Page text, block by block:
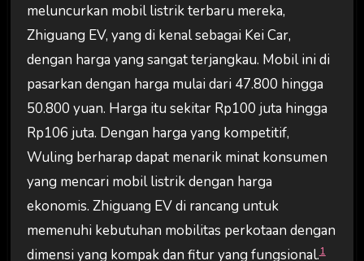
meluncurkan mobil listrik terbaru mereka,
Zhiguang EV, yang di kenal sebagai Kei Car,
dengan harga yang sangat terjangkau. Mobil ini di
pasarkan dengan harga mulai dari 47.800 hingga
50.800 yuan. Harga itu sekitar Rp100 juta hingga
Rp106 juta. Dengan harga yang kompetitif,
Wuling berharap dapat menarik minat konsumen
yang mencari mobil listrik dengan harga
ekonomis. Zhiguang EV di rancang untuk
memenuhi kebutuhan mobilitas perkotaan dengan
dimensi yang kompak dan fitur yang fungsional.1